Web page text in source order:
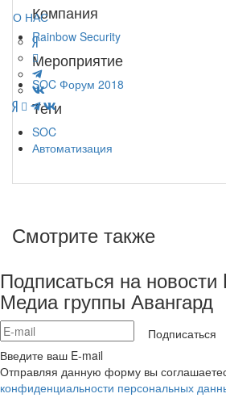
О НАСКомпания
Rainbow Security
Мероприятие
SOC Форум 2018
Теги
SOC
Автоматизация
Смотрите также
Подписаться на
Медиа группы Авангард
Подписаться
Введите ваш E-mail
Отправляя данную форму вы
конфиденциальности персональных